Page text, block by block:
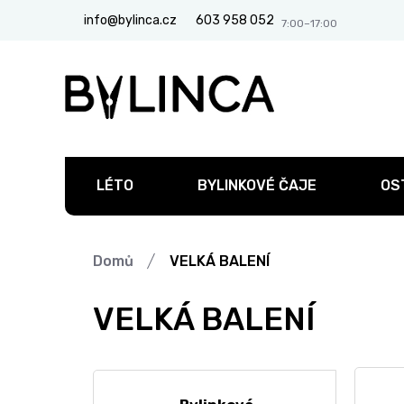
603 958 052
info@bylinca.cz
LÉTO BYLINKOVÉ ČAJE
Domů VELKÁ BALENÍ
VELKÁ BALENÍ